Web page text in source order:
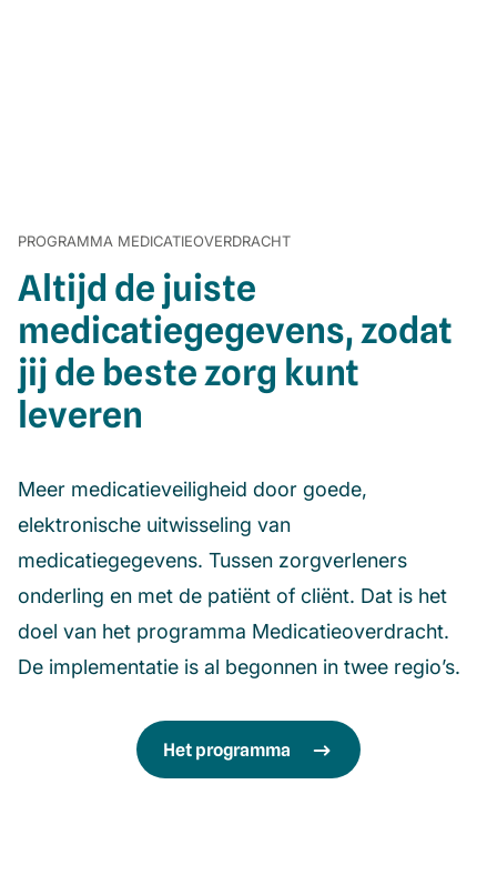
PROGRAMMA MEDICATIEOVERDRACHT
Altijd de juiste
medicatiegegevens, zodat
jij de beste zorg kunt
leveren
Meer medicatieveiligheid door goede,
elektronische uitwisseling van
medicatiegegevens. Tussen zorgverleners
onderling en met de patiënt of cliënt. Dat is het
doel van het programma Medicatieoverdracht.
De implementatie is al begonnen in twee regio’s.
Het programma